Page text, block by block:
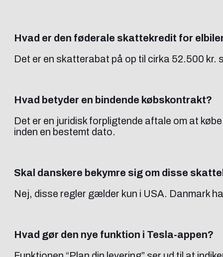
Hvad er den føderale skattekredit for
Det er en skatterabat på op til cirka 52.500
Hvad betyder en bindende købskontrakt?
Det er en juridisk forpligtende aftale om at
inden en bestemt dato.
Skal danskere bekymre sig om disse
Nej, disse regler gælder kun i USA. Danmark
Hvad gør den nye funktion i Tesla-appen?